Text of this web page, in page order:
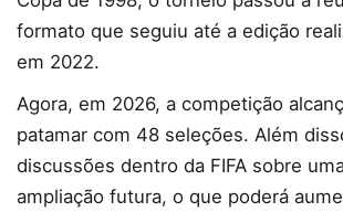
formato que seguiu até a edição
em 2022.
Agora, em 2026, a competição
patamar com 48 seleções. Além
discussões dentro da FIFA sobre
ampliação futura, o que poderá